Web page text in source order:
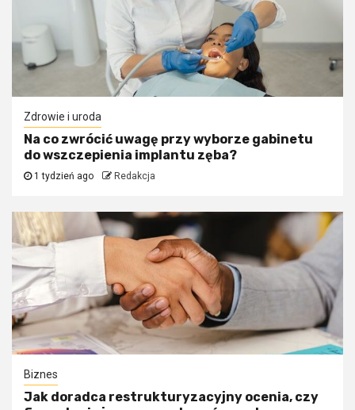
Zdrowie i uroda
Na co zwrócić uwagę przy wyborze gabinetu
do wszczepienia implantu zęba?
1 tydzień ago Redakcja
Biznes
Jak doradca restrukturyzacyjny ocenia, czy